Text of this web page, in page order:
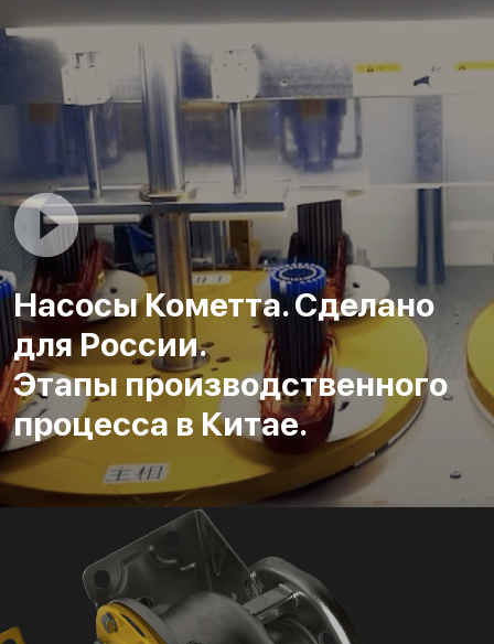
Насосы Кометта. Сделано
для России.
Этапы производственного
процесса в Китае.